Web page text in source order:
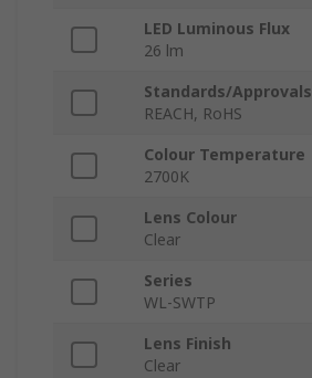
LED Luminous Flux
26 lm
Standards/Approvals
REACH, RoHS
Colour Temperature
2700K
Lens Colour
Clear
Series
WL-SWTP
Lens Finish
Clear